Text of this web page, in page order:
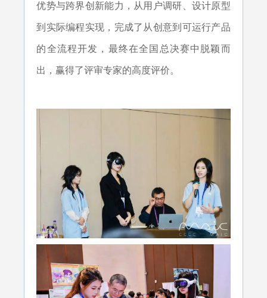
优势与跨界创新能力，从用户调研、设计原型
到实际编程实现，完成了从创意到可运行产品
的全流程开发，最终在全国总决赛中脱颖而
出，赢得了评审专家的高度评价。